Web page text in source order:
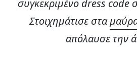
συγκεκριμένο dress code
Στοιχημάτισε στα
απόλαυσε την